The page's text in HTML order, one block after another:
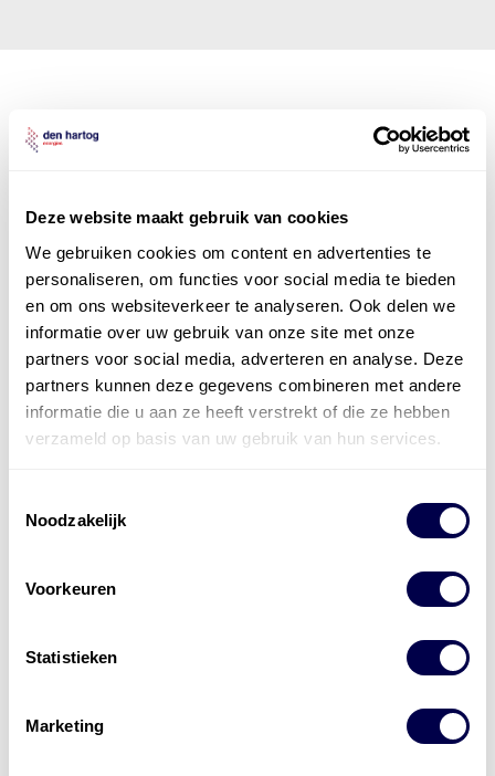
Deze website maakt gebruik van cookies
We gebruiken cookies om content en advertenties te
personaliseren, om functies voor social media te bieden
en om ons websiteverkeer te analyseren. Ook delen we
informatie over uw gebruik van onze site met onze
partners voor social media, adverteren en analyse. Deze
partners kunnen deze gegevens combineren met andere
informatie die u aan ze heeft verstrekt of die ze hebben
verzameld op basis van uw gebruik van hun services.
Noodzakelijk
Voorkeuren
Statistieken
Marketing
Levert complete
Installatie van laadinfra en accu’s